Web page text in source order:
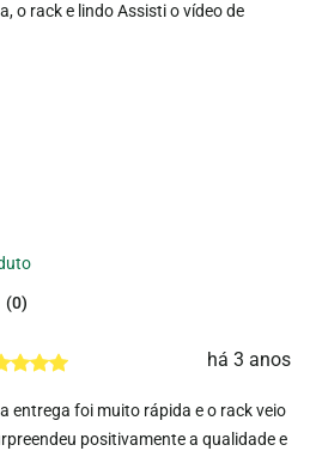
o rack e lindo Assisti o vídeo de
0
há 3 anos
entrega foi muito rápida e o rack veio
positivamente a qualidade e